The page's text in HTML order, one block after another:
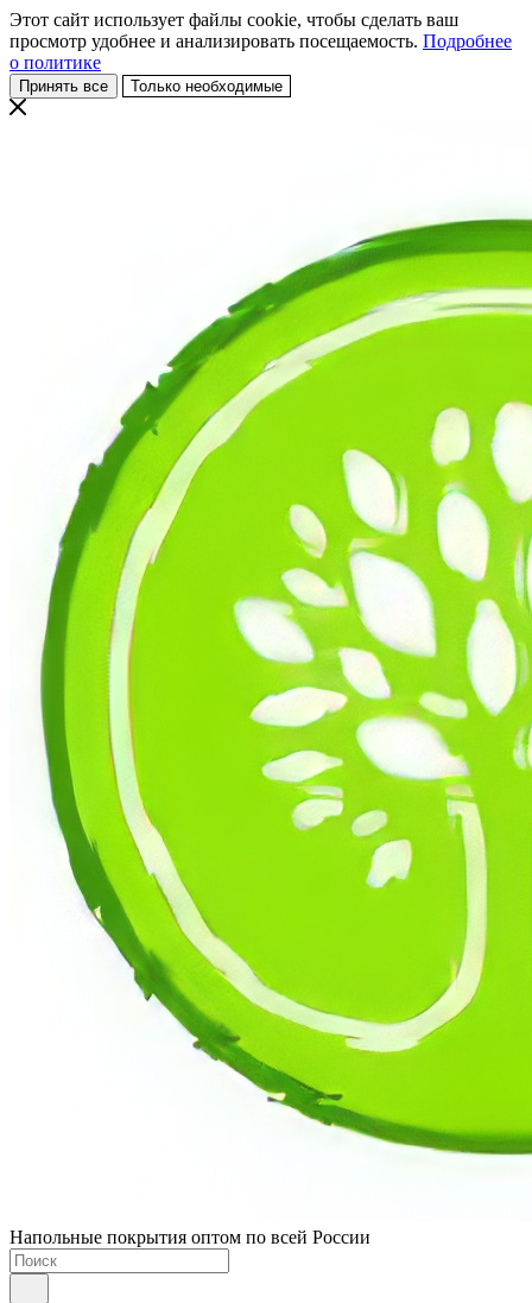
Этот сайт использует файлы cookie, чтобы сделать ваш
просмотр удобнее и анализировать посещаемость. Подробнее
о политике
Принять все Только необходимые
Напольные покрытия оптом по всей России